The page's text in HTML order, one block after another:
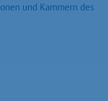
und Kammern des